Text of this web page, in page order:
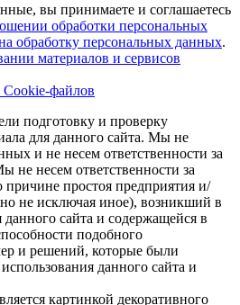
вы принимаете и соглашаетесь
обработки персональных
обработку персональных данных.
материалов и сервисов
файлов
подготовку и проверку
для данного сайта. Мы не
и не несем ответственности за
несем ответственности за
простоя предприятия и/
не исключая иное), возникший в
данного сайта и содержащейся в
подобного
и решений, которые были
данного сайта и
картинкой декоративного